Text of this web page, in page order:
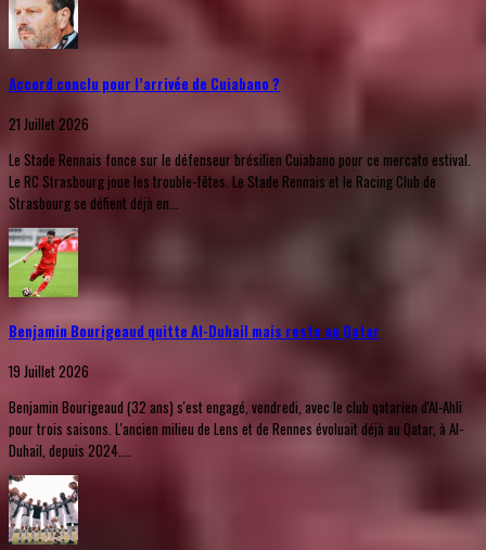
Accord conclu pour l’arrivée de Cuiabano ?
21 Juillet 2026
Le Stade Rennais fonce sur le défenseur brésilien Cuiabano pour ce mercato estival.
Le RC Strasbourg joue les trouble-fêtes. Le Stade Rennais et le Racing Club de
Strasbourg se défient déjà en...
Benjamin Bourigeaud quitte Al-Duhail mais reste au Qatar
19 Juillet 2026
Benjamin Bourigeaud (32 ans) s'est engagé, vendredi, avec le club qatarien d'Al-Ahli
pour trois saisons. L'ancien milieu de Lens et de Rennes évoluait déjà au Qatar, à Al-
Duhail, depuis 2024....